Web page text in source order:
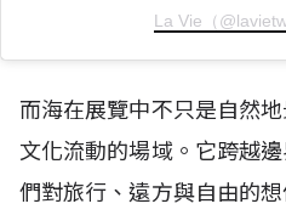
La Vie（
而海在展覽中不只是自然
文化流動的場域。它跨越
們對旅行、遠方與自由的